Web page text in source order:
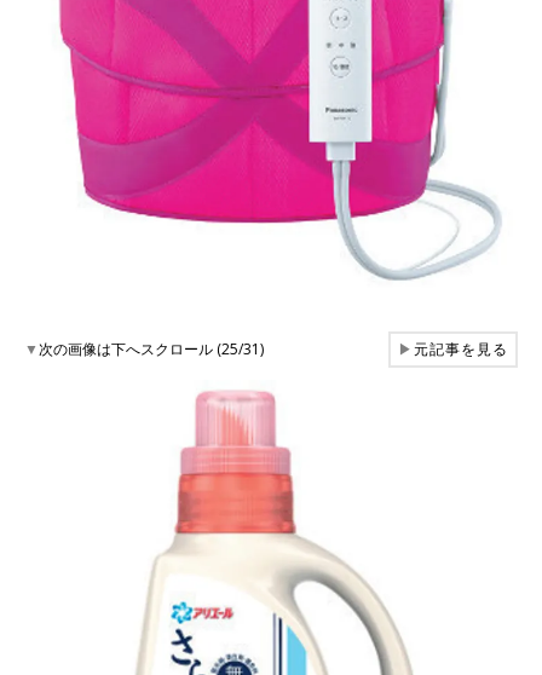
▼次の画像は下へスクロール (25/31) ▶元記事を見る